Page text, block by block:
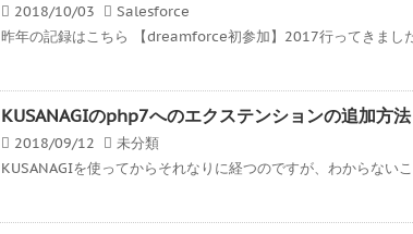
2018/10/03
Salesforce
昨年の記録はこちら 【dreamforce初参加】2017行ってきまし
KUSANAGIのphp7へのエクステンションの追加方法
2018/09/12
未分類
KUSANAGIを使ってからそれなりに経つのですが、わからない